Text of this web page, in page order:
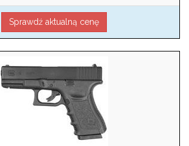
Sprawdź aktualną cenę